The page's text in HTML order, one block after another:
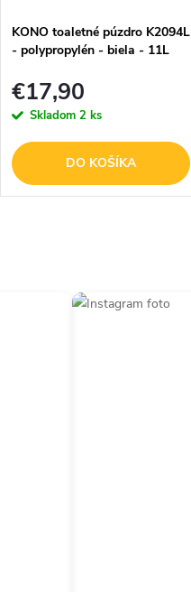
KONO toaletné púzdro K2094L
- polypropylén - biela - 11L
€17,90
Skladom 2 ks
DO KOŠÍKA